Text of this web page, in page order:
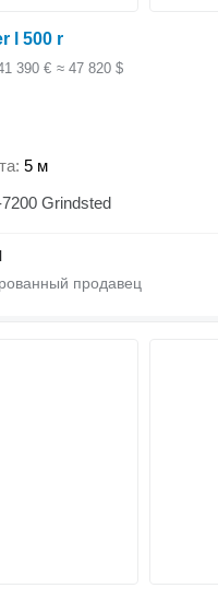
l 500 r
390 € ≈ 47 820 $
5 м
Grindsted